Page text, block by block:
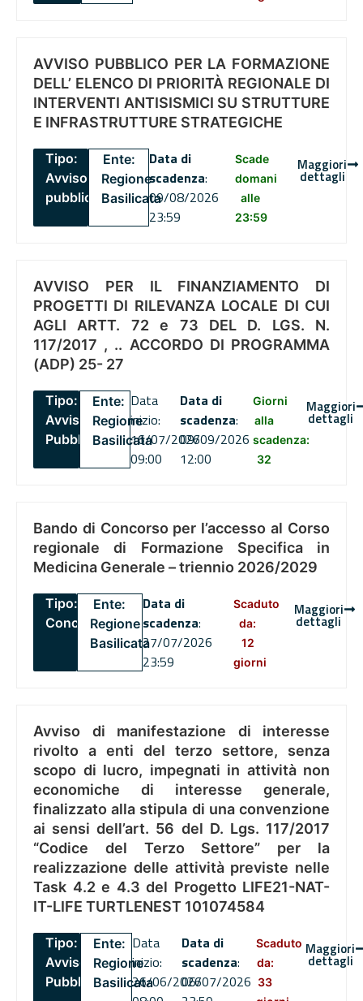
AVVISO PUBBLICO PER LA FORMAZIONE
DELL’ ELENCO DI PRIORITÀ REGIONALE DI
INTERVENTI ANTISISMICI SU STRUTTURE
E INFRASTRUTTURE STRATEGICHE
Tipo:
Avviso
pubblico
Ente:
Regione
Basilicata
Data di
scadenza:
09/08/2026
23:59
Scade
domani
alle
23:59
Maggiori
dettagli
AVVISO PER IL FINANZIAMENTO DI
PROGETTI DI RILEVANZA LOCALE DI CUI
AGLI ARTT. 72 e 73 DEL D. LGS. N.
117/2017 , .. ACCORDO DI PROGRAMMA
(ADP) 25- 27
Tipo:
Avviso
Pubblico
Ente:
Regione
Basilicata
Data
inizio:
16/07/2026
09:00
Data di
scadenza:
09/09/2026
12:00
Giorni
alla
scadenza:
32
Maggiori
dettagli
Bando di Concorso per l’accesso al Corso
regionale di Formazione Specifica in
Medicina Generale – triennio 2026/2029
Tipo:
Concorsi
Ente:
Regione
Basilicata
Data di
scadenza:
27/07/2026
23:59
Scaduto
da:
12
giorni
Maggiori
dettagli
Avviso di manifestazione di interesse
rivolto a enti del terzo settore, senza
scopo di lucro, impegnati in attività non
economiche di interesse generale,
finalizzato alla stipula di una convenzione
ai sensi dell’art. 56 del D. Lgs. 117/2017
“Codice del Terzo Settore” per la
realizzazione delle attività previste nelle
Task 4.2 e 4.3 del Progetto LIFE21-NAT-
IT-LIFE TURTLENEST 101074584
Tipo:
Avviso
Pubblico
Ente:
Regione
Basilicata
Data
inizio:
26/06/2026
Data di
scadenza:
06/07/2026
Scaduto
da:
33
Maggiori
dettagli